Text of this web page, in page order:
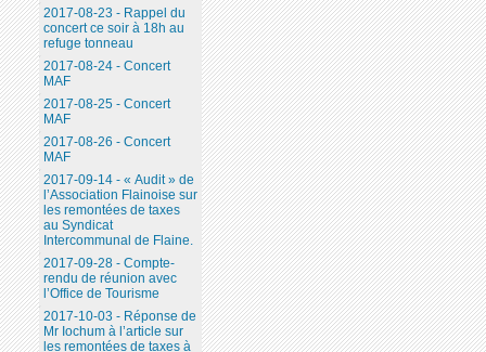
2017-08-23 - Rappel du
concert ce soir à 18h au
refuge tonneau
2017-08-24 - Concert
MAF
2017-08-25 - Concert
MAF
2017-08-26 - Concert
MAF
2017-09-14 - « Audit » de
l’Association Flainoise sur
les remontées de taxes
au Syndicat
Intercommunal de Flaine.
2017-09-28 - Compte-
rendu de réunion avec
l’Office de Tourisme
2017-10-03 - Réponse de
Mr Iochum à l’article sur
les remontées de taxes à